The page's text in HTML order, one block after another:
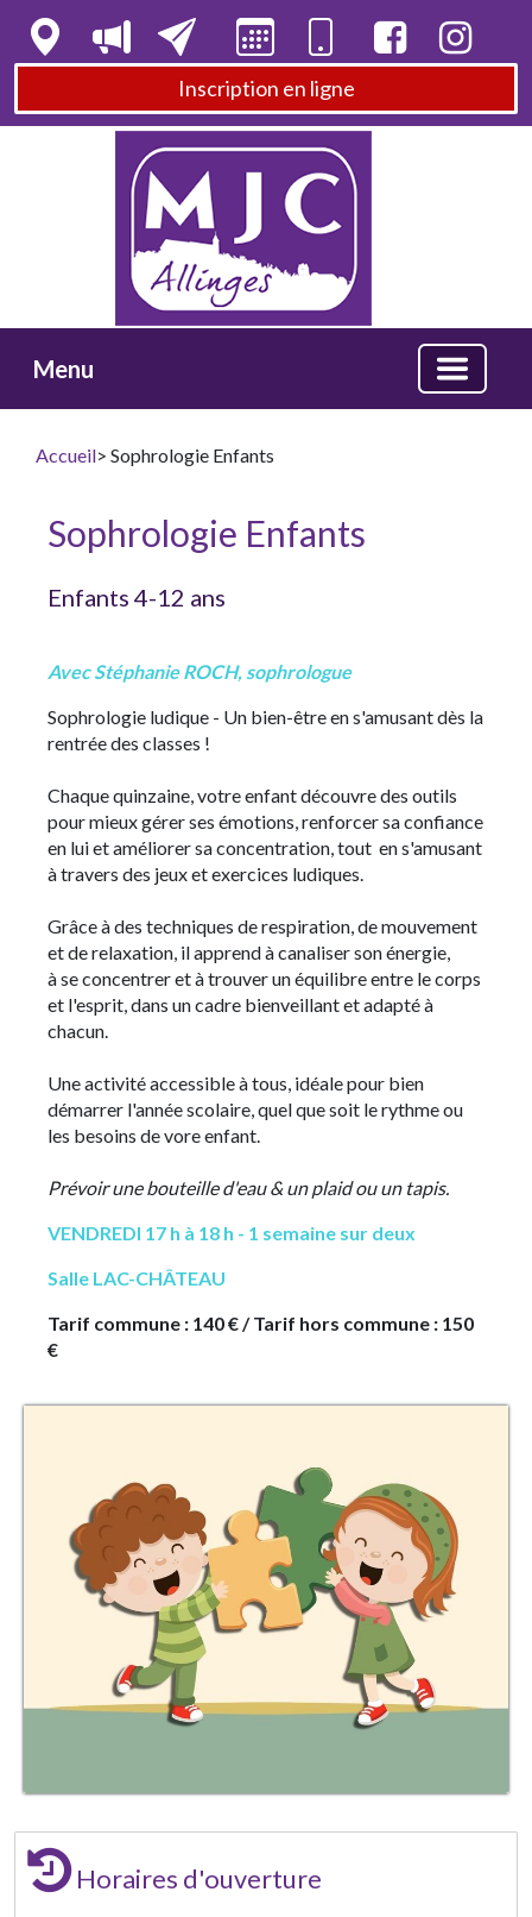
Inscription en ligne
Menu
Accueil> Sophrologie Enfants
Sophrologie Enfants
Enfants 4-12 ans
Avec Stéphanie ROCH, sophrologue
Sophrologie ludique - Un bien-être en s'amusant dès la
rentrée des classes !
Chaque quinzaine, votre enfant découvre des outils
pour mieux gérer ses émotions, renforcer sa confiance
en lui et améliorer sa concentration, tout en s'amusant
à travers des jeux et exercices ludiques.
Grâce à des techniques de respiration, de mouvement
et de relaxation, il apprend à canaliser son énergie,
à se concentrer et à trouver un équilibre entre le corps
et l'esprit, dans un cadre bienveillant et adapté à
chacun.
Une activité accessible à tous, idéale pour bien
démarrer l'année scolaire, quel que soit le rythme ou
les besoins de vore enfant.
Prévoir une bouteille d'eau & un plaid ou un tapis.
VENDREDI 17 h à 18 h - 1 semaine sur deux
Salle LAC-CHÂTEAU
Tarif commune : 140 € / Tarif hors commune : 150
€
Horaires d'ouverture